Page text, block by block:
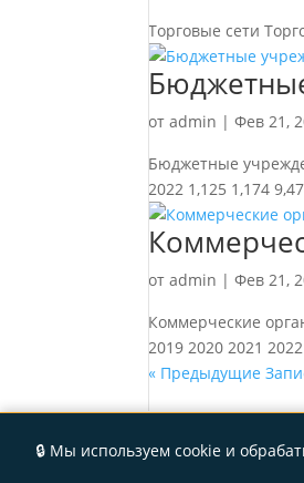
Торговые сети
отadmin |Фев 21,
Бюджетные
2022 1,125 1,174
отadmin |Фев 21,
Коммерческие
2019 2020 2021
« Предыдущие
Политика
🔒 Мы используем cookie и